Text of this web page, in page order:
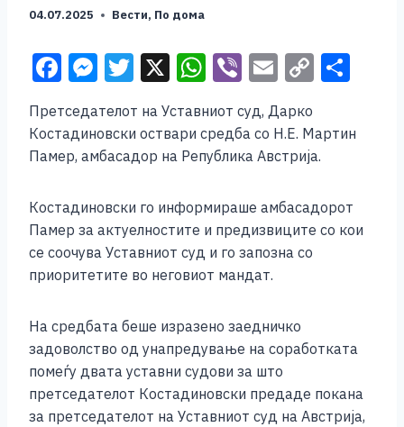
04.07.2025 Вести, По дома
F
c
e
o
o
k
M
ss
e
g
er
T
wi
tt
er
X W
at
s
p
p
Vi
er
E
ai
l
C
p
y
n
k
ar
Претседателот на Уставниот суд, Дарко
Костадиновски оствари средба со Н.Е. Мартин
Памер, амбасадор на Република Австрија.
Костадиновски го информираше амбасадорот
Памер за актуелностите и предизвиците со кои
се соочува Уставниот суд и го запозна со
приоритетите во неговиот мандат.
На средбата беше изразено заедничко
задоволство од унапредување на соработката
помеѓу двата уставни судови за што
претседателот Костадиновски предаде покана
за претседателот на Уставниот суд на Австрија,